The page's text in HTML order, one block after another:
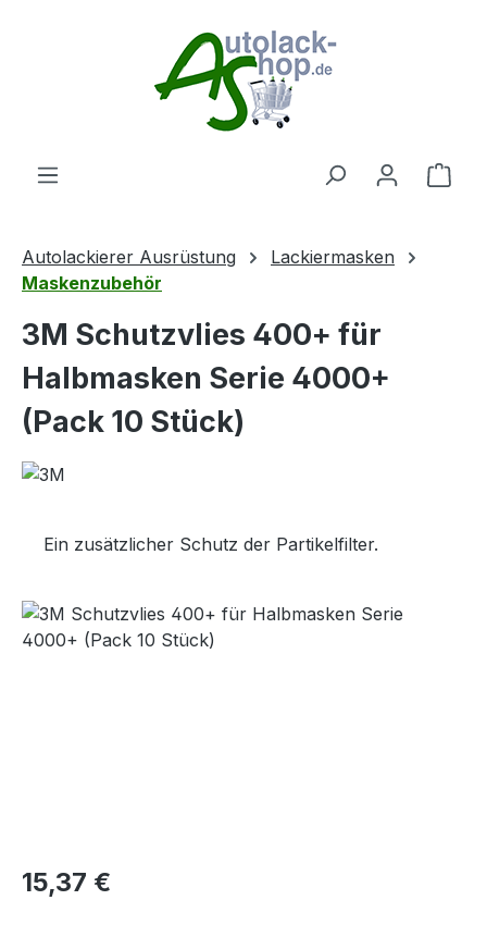
Autolackierer Ausrüstung
Lackiermasken
Maskenzubehör
3M Schutzvlies 400+ für
Halbmasken Serie 4000+
(Pack 10 Stück)
Ein zusätzlicher Schutz der Partikelfilter.
Bildergalerie überspringen
Regulärer Preis:
15,37 €